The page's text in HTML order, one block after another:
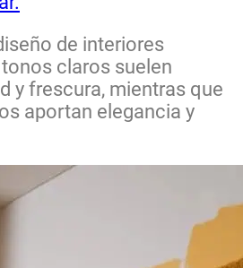
de interiores
claros suelen
y frescura, mientras que
aportan elegancia y